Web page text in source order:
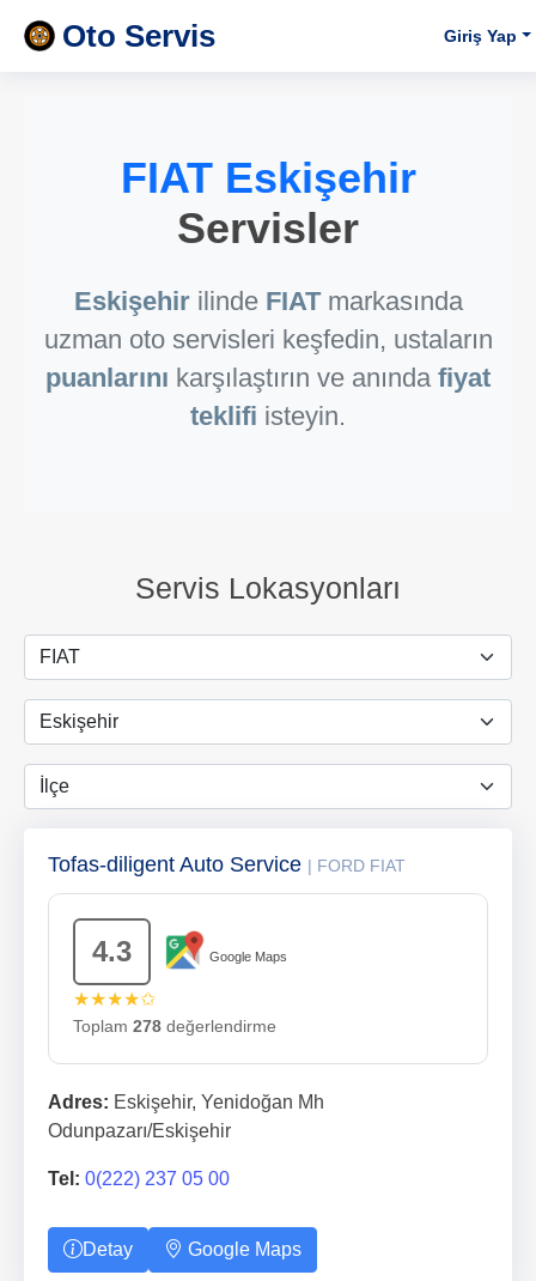
Oto Servis Giriş Yap
FIAT Eskişehir
Servisler
Eskişehirilinde FIATmarkasında
uzman oto servisleri keşfedin, ustaların
puanlarını karşılaştırın ve anında fiyat
teklifi isteyin.
Servis Lokasyonları
Tofas-diligent Auto Service | FORD FIAT
4.3 Google Maps
★★★★✩
Toplam 278 değerlendirme
Adres: Eskişehir, Yenidoğan Mh
Odunpazarı/Eskişehir
Tel: 0(222) 237 05 00
Detay Google Maps